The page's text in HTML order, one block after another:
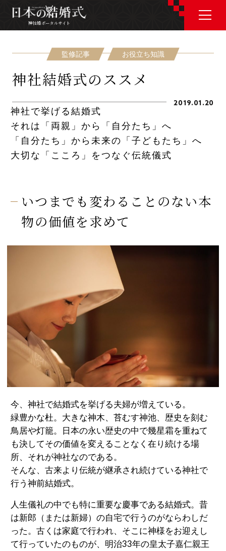
神社婚ポータルサイト
J P E N
神社婚会場を探す
和婚コラム
クリップリスト
神社婚ポータルサイト
監修記事 お役立ち知識
神社結婚式のススメ
2019.01.20
神社で挙げる結婚式
それは「両親」から「自分たち」へ
「自分たち」から未来の「子どもたち」へ
大切な「こころ」をつなぐ伝統儀式
いつまでも変わることのない本
物の価値を求めて
今、神社で結婚式を挙げる夫婦が増えている。
緑豊かな杜。大きな神木、苔むす神池、歴史を刻む
鳥居や灯籠。日本の永い歴史の中で幾星霜を重ねて
も決してその価値を変えることなく在り続ける場
所、それが神社なのである。
そんな、古来より伝統が継承され続けている神社で
行う神前結婚式。
人生儀礼の中でも特に重要な慶事である結婚式。昔
は新郎（または新婦）の自宅で行うのがならわしだ
った。古くは家庭で行われ、そこに神様をお迎えし
て行っていたのものが、明治33年の皇太子嘉仁親王